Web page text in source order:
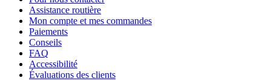
Assistance routière
Mon compte et mes commandes
Paiements
Conseils
FAQ
Accessibilité
Évaluations des clients